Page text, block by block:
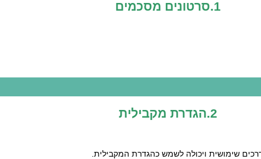
1.סרטונים מסכמים
2.הגדרת מקבילית